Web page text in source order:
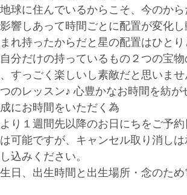
球に住んでいるからこそ、今のか
響しあって時間ごとに配置が変化し
れ持ったからだと星の配置はひとり
分だけの持っているもの２つの宝
すっごく楽しいし素敵だと思いませ
のレッスン♪ 心豊かなお時間を紡
にお時間をいただく為
り１週間先以降のお日にちをご予
可能ですが、キャンセル取り消しは
込みください。
日、出生時間と出生場所・念のため